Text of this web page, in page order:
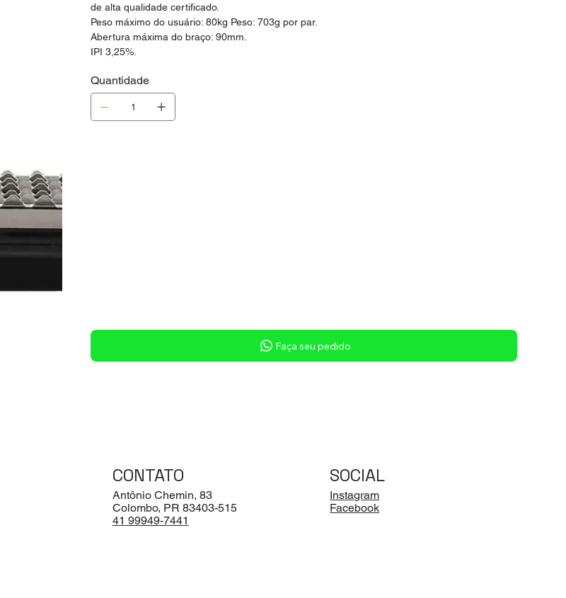
de alta qualidade certificado.
Peso máximo do usuário: 80kg Peso: 703g por par.
Abertura máxima do braço: 90mm.
IPI 3,25%.
Quantidade
Faça seu pedido
CONTATO
Antônio Chemin, 83
Colombo, PR 83403-515
41 99949-7441
SOCIAL
Instagram
Facebook